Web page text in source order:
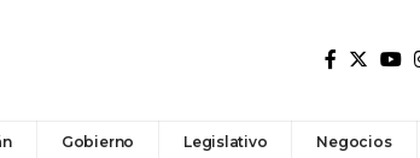
Gobierno Legislativo Negocios